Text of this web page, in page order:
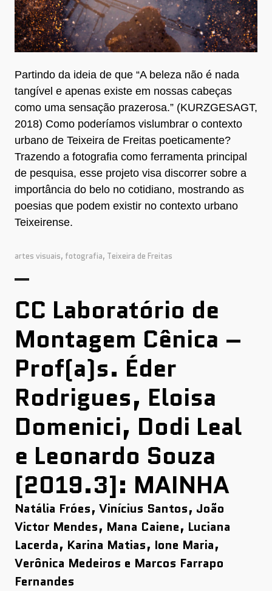
Partindo da ideia de que “A beleza não é nada
tangível e apenas existe em nossas cabeças
como uma sensação prazerosa.” (KURZGESAGT,
2018) Como poderíamos vislumbrar o contexto
urbano de Teixeira de Freitas poeticamente?
Trazendo a fotografia como ferramenta principal
de pesquisa, esse projeto visa discorrer sobre a
importância do belo no cotidiano, mostrando as
poesias que podem existir no contexto urbano
Teixeirense.
artes visuais, fotografia, Teixeira de Freitas
CC Laboratório de
Montagem Cênica –
Prof(a)s. Éder
Rodrigues, Eloisa
Domenici, Dodi Leal
e Leonardo Souza
[2019.3]: MAINHA
Natália Fróes, Vinícius Santos, João
Victor Mendes, Mana Caiene, Luciana
Lacerda, Karina Matias, Ione Maria,
Verônica Medeiros e Marcos Farrapo
Fernandes